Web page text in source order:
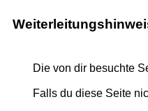
Die von dir besuchte
Falls du diese Seite